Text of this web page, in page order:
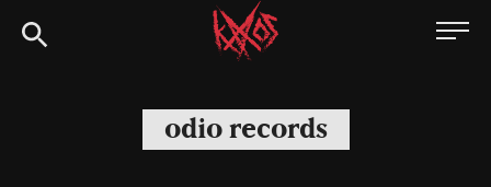
Siirry
suoraan
Kaaoszine
odio records